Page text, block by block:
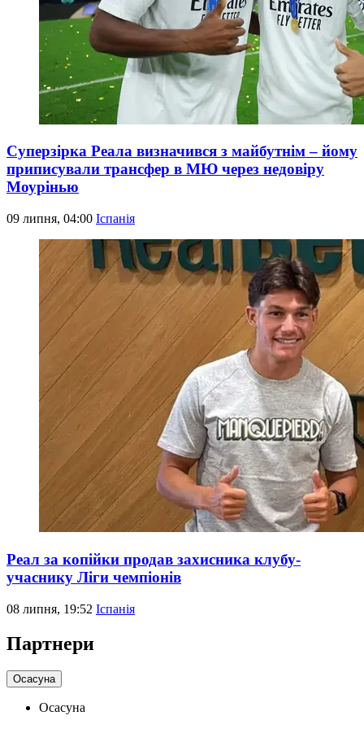
Суперзірка Реала визначився з майбутнім – йому
приписували трансфер в МЮ через недовіру
Моурінью
09 липня, 04:00 Іспанія
Реал за копійки продав захисника клубу-
учаснику Ліги чемпіонів
08 липня, 19:52 Іспанія
Партнери
Осасуна
Осасуна